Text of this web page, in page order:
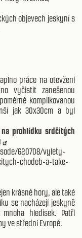
objevech jeskyní s
práce na otevžení
vyčistit zanešenou
komplikovanou
jak 30x30cm a byl
prohlídku srdčitých
620708/vylety-
chodeb-a-take-
krásné hory, ale také
se nacházejí jeskyně
hledisek. Patří
ve střední Evropě.